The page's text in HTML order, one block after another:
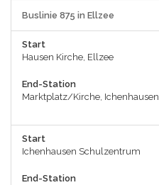
Buslinie 875 in Ellzee
Start
Hausen Kirche, Ellzee
End-Station
Marktplatz/Kirche, Ichenhausen
Start
Ichenhausen Schulzentrum
End-Station